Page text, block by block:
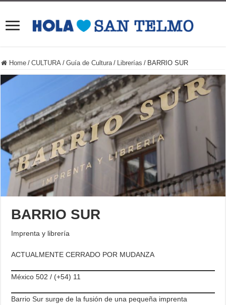
Home / CULTURA / Guía de Cultura / Librerías / BARRIO SUR
BARRIO SUR
Imprenta y librería
ACTUALMENTE CERRADO POR MUDANZA
México 502 / (+54) 11
Barrio Sur surge de la fusión de una pequeña imprenta